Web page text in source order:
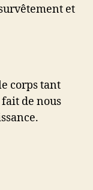
corps tant
de nous